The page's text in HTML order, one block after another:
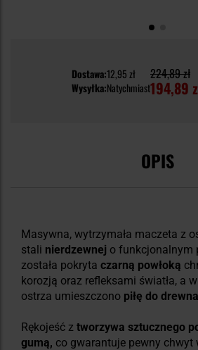
Dostawa:12,95 zł
Wysyłka:Natychmiast
224,89 zł
194,89
OPIS
Masywna, wytrzymała maczeta z
stali nierdzewnej o funkcjonalnym
została pokryta czarną powłoką
korozją oraz refleksami światła, a
ostrza umieszczono piłę do
Rękojeść z tworzywa sztucznego
gumą, co gwarantuje pewny chwyt